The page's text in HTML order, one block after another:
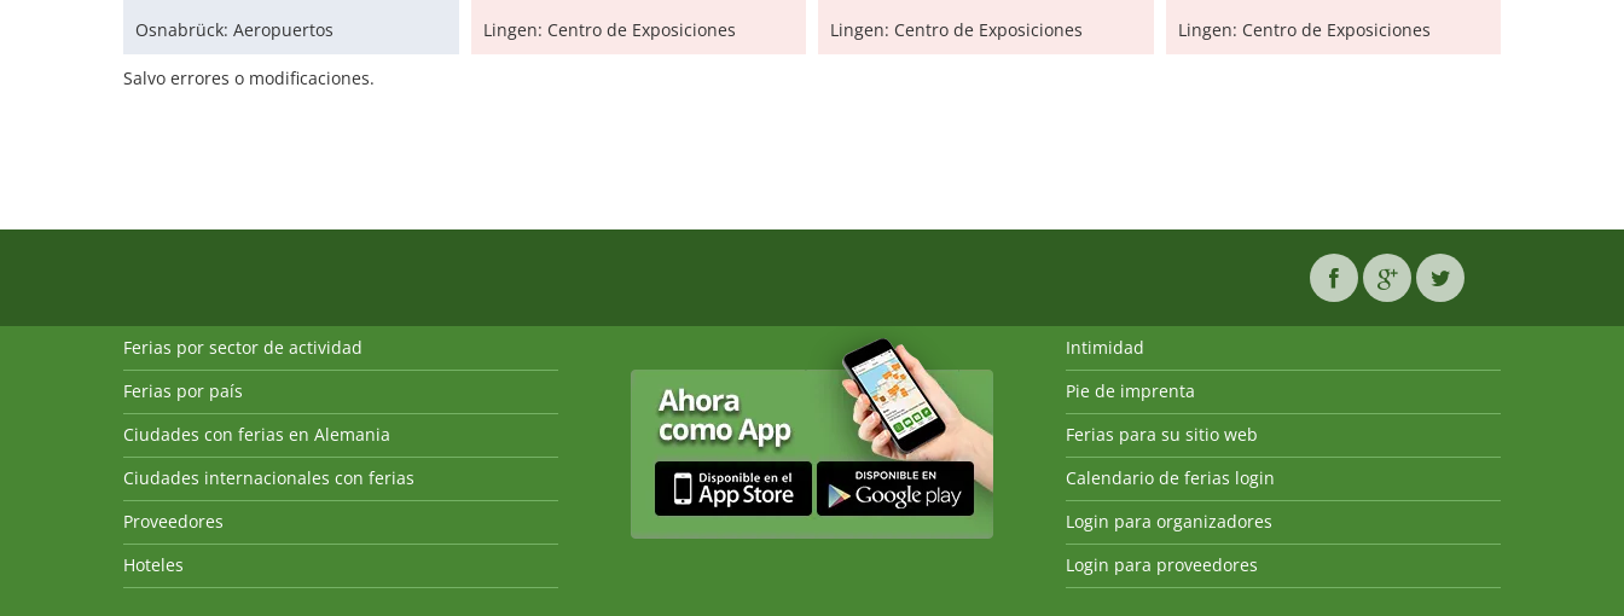
Osnabrück: Aeropuertos Lingen: Centro de Exposiciones Lingen: Centro de Exposiciones
Lingen: Centro de Exposiciones
Salvo errores o modificaciones.
Ferias por sector de actividad
Ferias por país
Ciudades con ferias en Alemania
Ciudades internacionales con ferias
Proveedores
Hoteles
Intimidad
Pie de imprenta
Ferias para su sitio web
Calendario de ferias login
Login para organizadores
Login para proveedores